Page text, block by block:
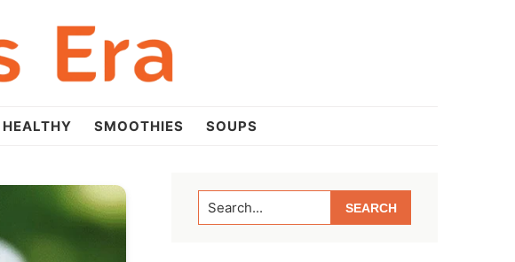
SMOOTHIES SOUPS
Primary
Sidebar
Search...